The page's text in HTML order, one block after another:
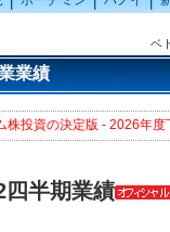
ベ
業績
株投資の決定版 - 2026年
四半期業績